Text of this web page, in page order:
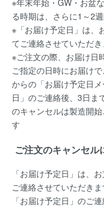
※年末年始・GW・お盆
る時期は、さらに1～2
※「お届け予定日」は、
てご連絡させていただ
※ご注文の際、お届け日
ご指定の日時にお届け
からの「お届け予定日
日」のご連絡後、3日ま
のキャンセルは製造開
す
ご注文のキャンセル
「お届け予定日」は、お
ご連絡させていただきま
「お届け予定日」のご連